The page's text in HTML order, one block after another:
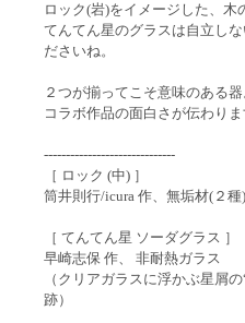
ロック(岩)をイメージした、木
てんてん星のグラスは自立し
ださいね。
２つが揃ってこそ意味のある器
コラボ作品の面白さが伝わりま
------------------------------
［ ロック (中) ］
筒井則行/icura 作、無垢材(２
［ てんてん星 ソーダグラス ］
早崎志保 作、 非耐熱ガラス
（クリアガラスに浮かぶ星屑
跡）